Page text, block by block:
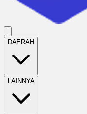
DAERAH
LAINNYA